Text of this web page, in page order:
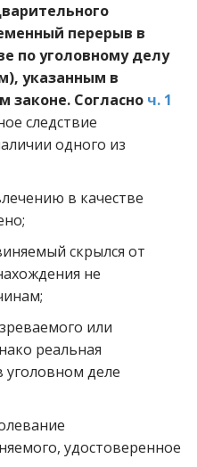
перерыв в
по уголовному делу
указанным в
законе. Согласно ч. 1
следствие
одного из
в качестве
скрылся от
не
или
реальная
уголовном деле
удостоверенное